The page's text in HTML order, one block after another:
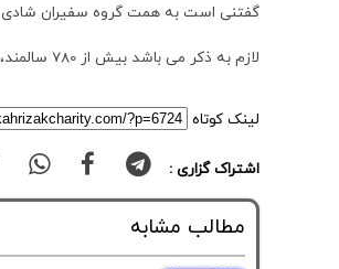
گفتنی است به همت گروه سفیران شادی
لازم به ذکر می باشد بیش از 780 سالمند، معلول جسمی حرکتی، بیمار ام اس و کودکان معلول ذهنی و اتیسم به صورت شبانه روزی در آسایشگاه خیریه کهریزک استان البرز مراقبت و نگهداری می شوند.
لینک کوتاه
اشتراک گزاری :
مطالب مشابه